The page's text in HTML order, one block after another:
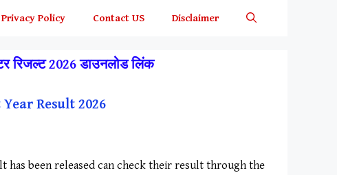
Privacy Policy Contact US Disclaimer
रिजल्ट 2026 डाउनलोड लिंक
Result 2026
has been released can check their result through the